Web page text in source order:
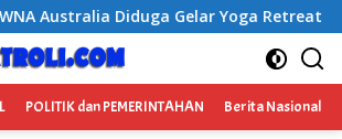
dan Menjadi Instruktur Meditasi
POLITIK dan PEMERINTAHAN Berita Nasional